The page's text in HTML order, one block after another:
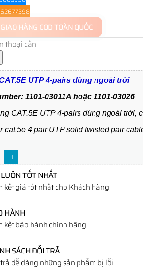
GIAO HÀNG COD TOÀN QUỐC
UTP 4-pairs dùng ngoài trời
1101-03011A hoặc 1101-03026
CAT.5E UTP 4-pairs dùng ngoài trời,
4 pair UTP solid twisted pair
TỐT NHẤT
kết giá tốt nhất cho Khách hàng
HÀNH
kết bảo hành chính hãng
SÁCH ĐỔI TRẢ
dễ dàng những sản phẩm bị lỗi